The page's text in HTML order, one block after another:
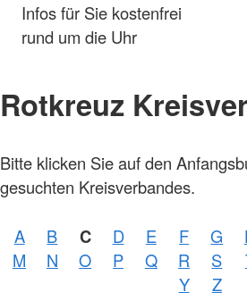
Infos für Sie kostenfrei
rund um die Uhr
Rotkreuz
Bitte klicken Sie auf den
gesuchten Kreisverbandes.
A B C D E F G
M
N O P Q R S
Y
Z